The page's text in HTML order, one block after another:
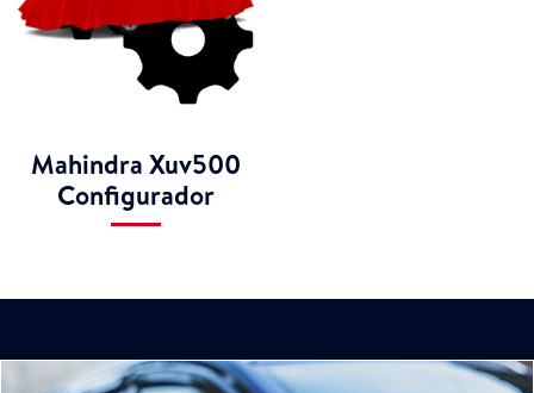
Mahindra Xuv500
Configurador